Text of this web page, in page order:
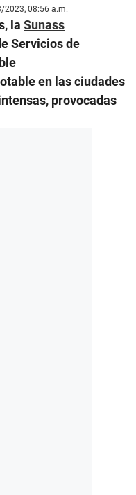
08:56 a.m.
la Sunass
Servicios de
en las ciudades
provocadas